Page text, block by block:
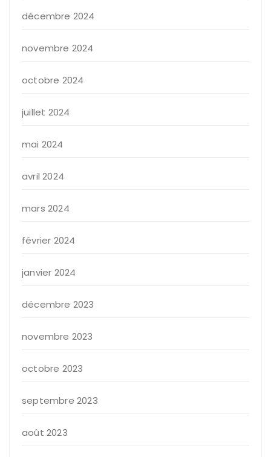
décembre 2024
novembre 2024
octobre 2024
juillet 2024
mai 2024
avril 2024
mars 2024
février 2024
janvier 2024
décembre 2023
novembre 2023
octobre 2023
septembre 2023
août 2023